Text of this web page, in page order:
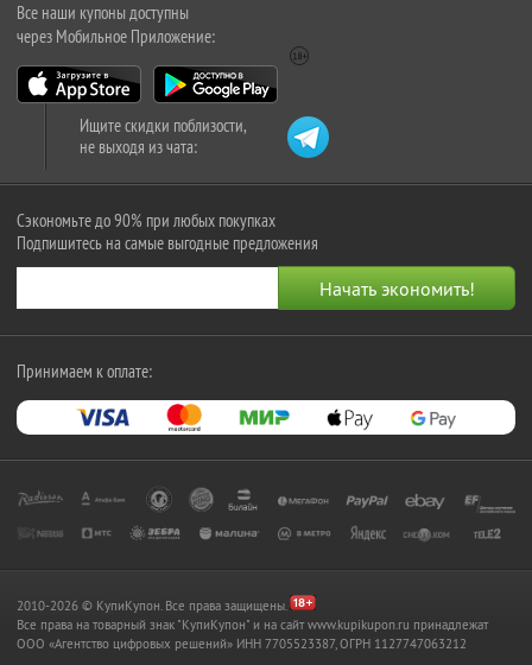
Все наши купоны доступны
через Мобильное Приложение:
Ищите скидки поблизости,
не выходя из чата:
Сэкономьте до 90% при любых покупках
Подпишитесь на самые выгодные предложения
Принимаем к оплате:
2010-2026 © КупиКупон. Все права защищены.
Все права на товарный знак "КупиКупон" и на сайт www.kupikupon.ru принадлежат
OOO «Агентство цифровых решений» ИНН 7705523387, ОГРН 1127747063212